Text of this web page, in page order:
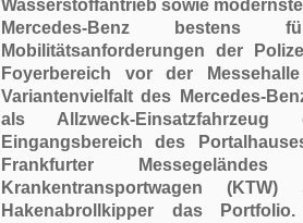
Wasserstoffantrieb sowie
Mercedes-Benz bestens
Mobilitätsanforderungen der
Foyerbereich vor der
Variantenvielfalt des Mercedes-
als Allzweck-
Eingangsbereich des
Frankfurter
Krankentransportwagen
Hakenabrollkipper das